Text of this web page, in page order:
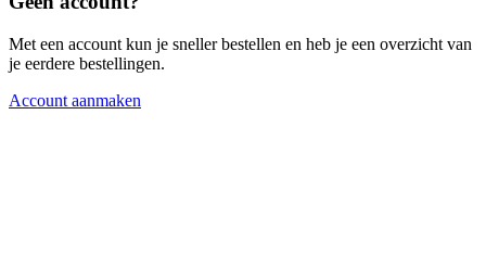
Met een account kun je sneller bestellen en heb je een overzicht van
je eerdere bestellingen.
Account aanmaken